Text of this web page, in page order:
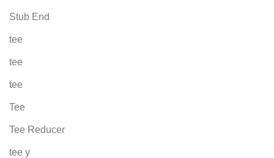
Stub End
tee
tee
tee
Tee
Tee Reducer
tee y